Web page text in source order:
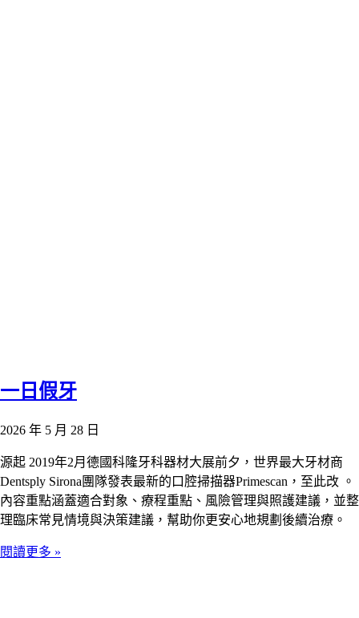
一日假牙
2026 年 5 月 28 日
源起 2019年2⽉德國科隆牙科器材⼤展前夕，世界最⼤牙材商
Dentsply Sirona團隊發表最新的⼝腔掃描器Primescan，⾄此改 。
內容重點涵蓋適合對象、療程重點、風險管理與照護建議，並整
理臨床常見情境與決策建議，幫助你更安心地規劃後續治療。
閱讀更多 »